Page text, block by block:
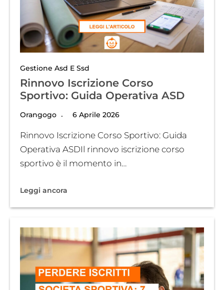
Gestione Asd E Ssd
Rinnovo Iscrizione Corso
Sportivo: Guida Operativa ASD
Orangogo 6 Aprile 2026
Rinnovo Iscrizione Corso Sportivo: Guida
Operativa ASDIl rinnovo iscrizione corso
sportivo è il momento in…
Leggi ancora